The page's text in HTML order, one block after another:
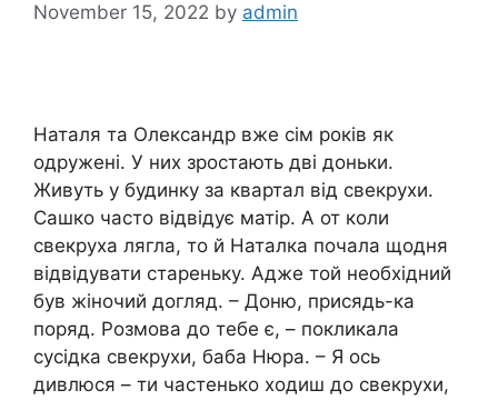
November 15, 2022 by admin
Наталя та Олександр вже сім років як
одружені. У них зростають дві доньки.
Живуть у будинку за квартал від свекрухи.
Сашко часто відвідує матір. А от коли
свекруха лягла, то й Наталка почала щодня
відвідувати стареньку. Адже той необхідний
був жіночий догляд. – Доню, присядь-ка
поряд. Розмова до тебе є, – покликала
сусідка свекрухи, баба Нюра. – Я ось
дивлюся – ти частенько ходиш до свекрухи,